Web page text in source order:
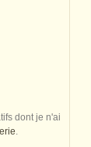
dont je n'ai
.